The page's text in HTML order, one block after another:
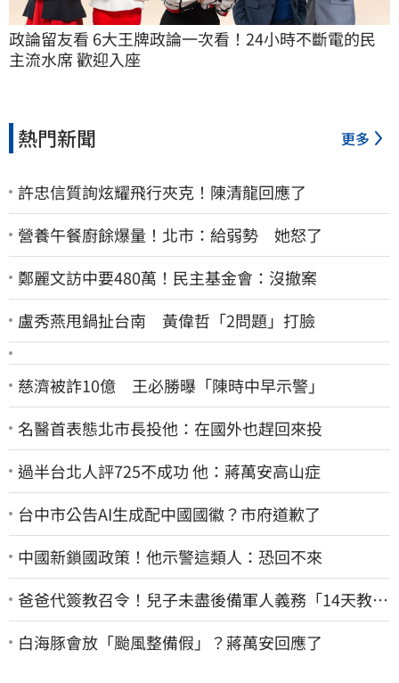
政論留友看 6大王牌政論一次看！24小時不斷電的民
主流水席 歡迎入座
熱門新聞 更多
許忠信質詢炫耀飛行夾克！陳清龍回應了
營養午餐廚餘爆量！北市：給弱勢 她怒了
鄭麗文訪中要480萬！民主基金會：沒撤案
盧秀燕甩鍋扯台南 黃偉哲「2問題」打臉
慈濟被詐10億 王必勝曝「陳時中早示警」
名醫首表態北市長投他：在國外也趕回來投
過半台北人評725不成功 他：蔣萬安高山症
台中市公告AI生成配中國國徽？市府道歉了
中國新鎖國政策！他示警這類人：恐回不來
爸爸代簽教召令！兒子未盡後備軍人義務「14天教召
不去」換3個月刑期
白海豚會放「颱風整備假」？蔣萬安回應了